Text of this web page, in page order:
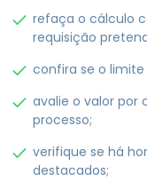
refaça o cálculo
requisição
confira se o
avalie o valor por
processo;
verifique se há
destacados;